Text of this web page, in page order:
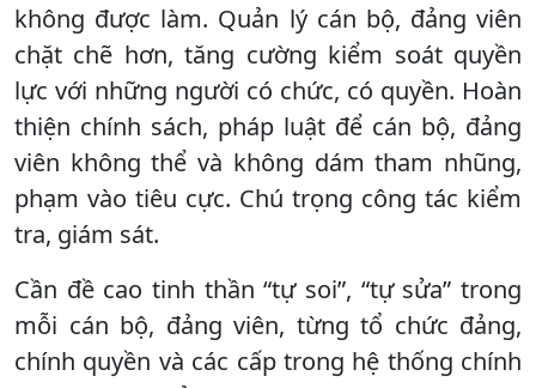
không được làm. Quản lý cán bộ, đảng viên
chặt chẽ hơn, tăng cường kiểm soát quyền
lực với những người có chức, có quyền. Hoàn
thiện chính sách, pháp luật để cán bộ, đảng
viên không thể và không dám tham nhũng,
phạm vào tiêu cực. Chú trọng công tác kiểm
tra, giám sát.
Cần đề cao tinh thần “tự soi”, “tự sửa” trong
mỗi cán bộ, đảng viên, từng tổ chức đảng,
chính quyền và các cấp trong hệ thống chính